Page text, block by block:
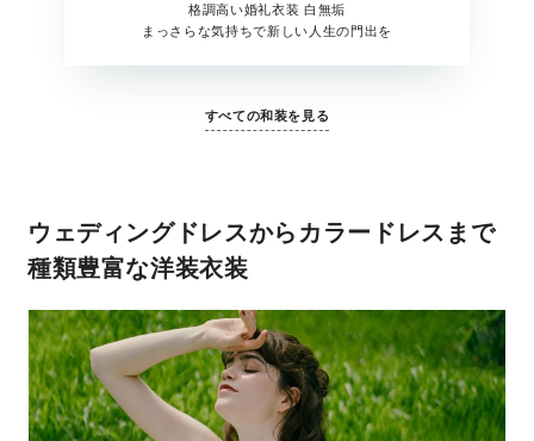
格調高い婚礼衣装 白無垢
まっさらな気持ちで新しい人生の門出を
すべての和装を見る
ウェディングドレスからカラードレス まで
種類豊富な洋装衣装